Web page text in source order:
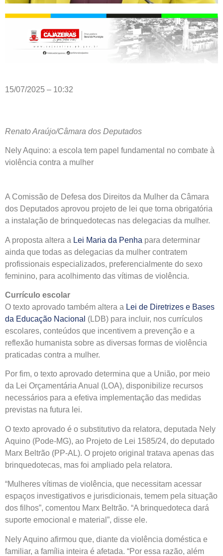
15/07/2025 – 10:32
Renato Araújo/Câmara dos Deputados
Nely Aquino: a escola tem papel fundamental no combate à
violência contra a mulher
A Comissão de Defesa dos Direitos da Mulher da Câmara
dos Deputados aprovou projeto de lei que torna obrigatória
a instalação de brinquedotecas nas delegacias da mulher.
A proposta altera a Lei Maria da Penha para determinar
ainda que todas as delegacias da mulher contratem
profissionais especializados, preferencialmente do sexo
feminino, para acolhimento das vítimas de violência.
Currículo escolar
O texto aprovado também altera a Lei de Diretrizes e Bases
da Educação Nacional (LDB) para incluir, nos currículos
escolares, conteúdos que incentivem a prevenção e a
reflexão humanista sobre as diversas formas de violência
praticadas contra a mulher.
Por fim, o texto aprovado determina que a União, por meio
da Lei Orçamentária Anual (LOA), disponibilize recursos
necessários para a efetiva implementação das medidas
previstas na futura lei.
O texto aprovado é o substitutivo da relatora, deputada Nely
Aquino (Pode-MG), ao Projeto de Lei 1585/24, do deputado
Marx Beltrão (PP-AL). O projeto original tratava apenas das
brinquedotecas, mas foi ampliado pela relatora.
“Mulheres vítimas de violência, que necessitam acessar
espaços investigativos e jurisdicionais, temem pela situação
dos filhos”, comentou Marx Beltrão. “A brinquedoteca dará
suporte emocional e material”, disse ele.
Nely Aquino afirmou que, diante da violência doméstica e
familiar, a família inteira é afetada. “Por essa razão, além